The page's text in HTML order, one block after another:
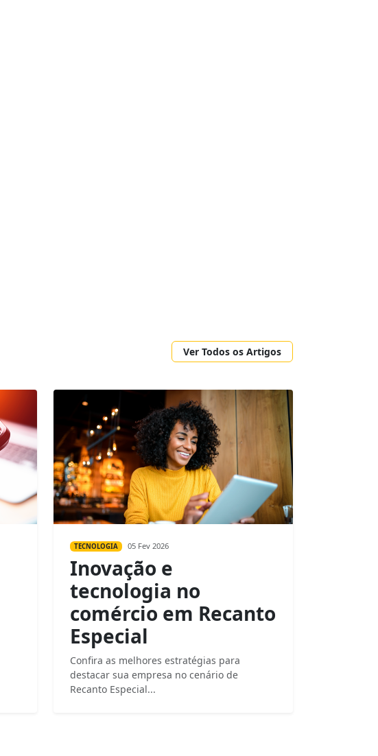
Ver Todos os Artigos
TECNOLOGIA 05 Fev 2026
Inovação e
tecnologia no
comércio em Recanto
Especial
Confira as melhores estratégias para
destacar sua empresa no cenário de
Recanto Especial...